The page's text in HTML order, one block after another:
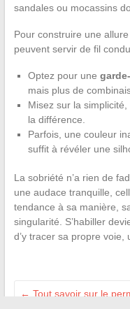
sandales ou mocassins
Pour construire une
peuvent servir de fil
Optez pour une
mais plus de
Misez sur la
la différence.
Parfois, une couleur
suffit à révéler une
La sobriété n’a rien de
une audace tranquille,
tendance à sa manière,
singularité. S’habiller
d’y tracer sa propre voie,
← Tout savoir sur le